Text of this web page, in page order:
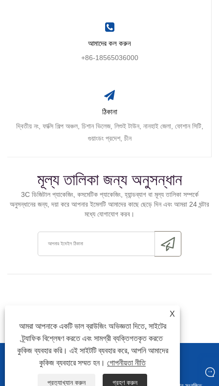
X
আমরা আপনাকে একটি ভাল ব্রাউজিং অভিজ্ঞতা দিতে, সাইটের
ট্র্যাফিক বিশ্লেষণ করতে এবং সামগ্রী ব্যক্তিগতকৃত করতে
কুকিজ ব্যবহার করি। এই সাইটটি ব্যবহার করে, আপনি আমাদের
কুকিজ ব্যবহারে সম্মত হন।গোপনীয়তা নীতি
প্রত্যাখ্যান করুন গ্রহণ করুন
আমাদের কল করুন
+86-18565036000
ঠিকানা
দ্বিতীয় নং, ফাক্সি শিল্প অঞ্চল, চিশান ভিলেজ, লিশুই টাউন, নানহাই জেলা, ফোশান সিটি,
গুয়াংডং প্রদেশ, চীন
মূল্য তালিকা জন্য অনুসন্ধান
3C ডিজিটাল প্যাকেজিং, কসমেটিক প্যাকেজিং, হ্যান্ডব্যাগ বা মূল্য তালিকা সম্পর্কে
অনুসন্ধানের জন্য, দয়া করে আপনার ইমেলটি আমাদের কাছে ছেড়ে দিন এবং আমরা 24 ঘন্টার
মধ্যে যোগাযোগ করব।
Link Sitemap RSS Xml গোপনীয়তা নীতি